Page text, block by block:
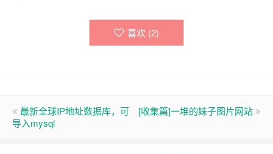
喜欢 (2)
最新全球IP地址数据库，可
导入mysql
[收集篇]一堆的妹子图片网站